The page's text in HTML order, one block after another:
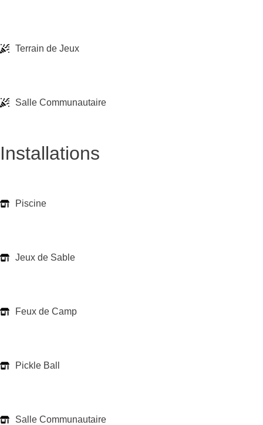
Terrain de Jeux
Salle Communautaire
Installations
Piscine
Jeux de Sable
Feux de Camp
Pickle Ball
Salle Communautaire